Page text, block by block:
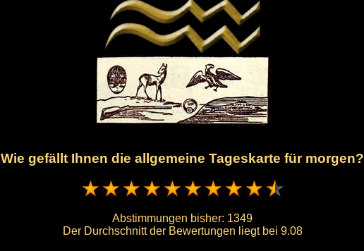
Wie gefällt Ihnen die allgemeine Tageskarte für morgen?
Abstimmungen bisher: 1349
Der Durchschnitt der Bewertungen liegt bei 9.08